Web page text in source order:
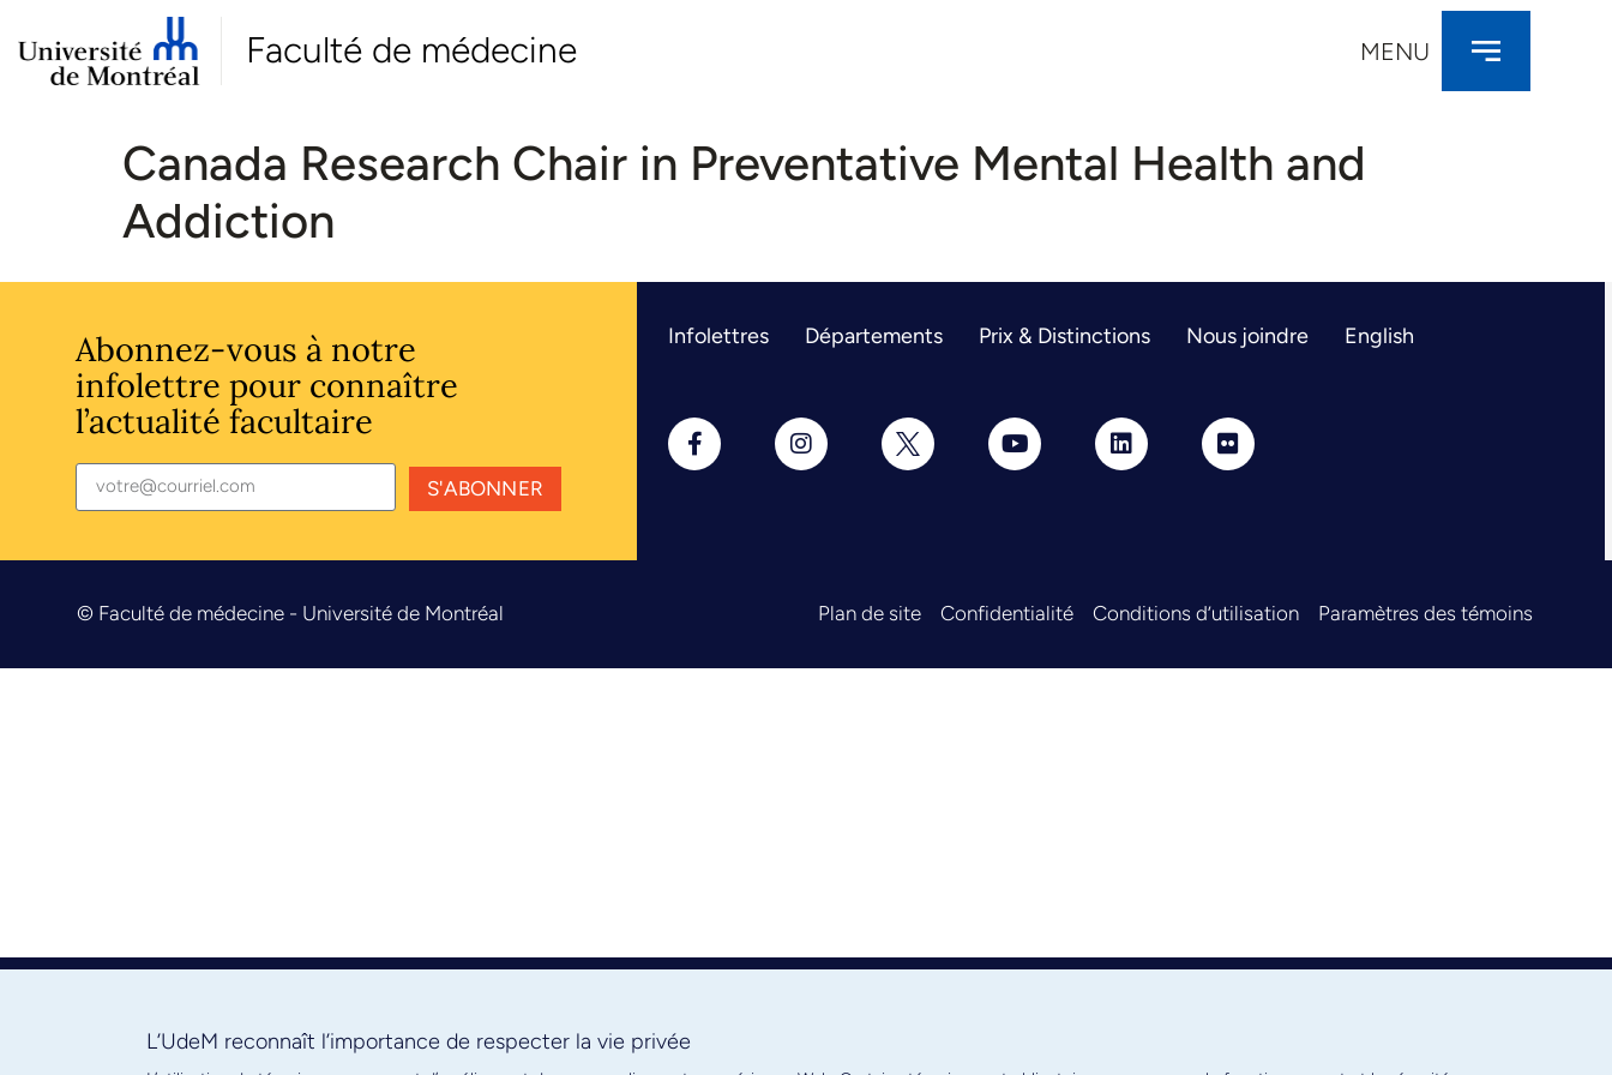
Faculté de médecine MENU
Canada Research Chair in Preventative Mental Health and
Addiction
Abonnez-vous à notre
infolettre pour connaître
l’actualité facultaire
S'ABONNER
Infolettres Départements Prix & Distinctions Nous joindre English
© Faculté de médecine - Université de Montréal Plan de site Confidentialité Conditions d’utilisation Paramètres des témoins
L’UdeM reconnaît l’importance de respecter la vie privée